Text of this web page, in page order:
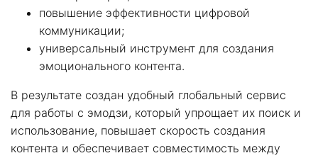
повышение эффективности цифровой
коммуникации;
универсальный инструмент для создания
эмоционального контента.
В результате создан удобный глобальный сервис
для работы с эмодзи, который упрощает их поиск и
использование, повышает скорость создания
контента и обеспечивает совместимость между